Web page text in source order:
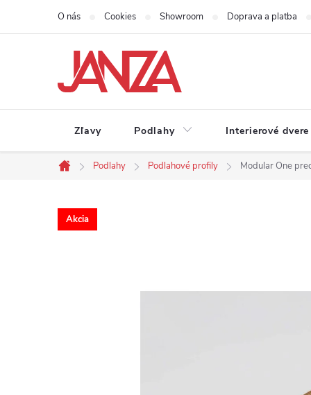
Prejsť na obsah
O nás Cookies Showroom Doprava a platba
Zľavy Podlahy Interierové dvere
Domov
Podlahy Podlahové profily Modular One
Akcia